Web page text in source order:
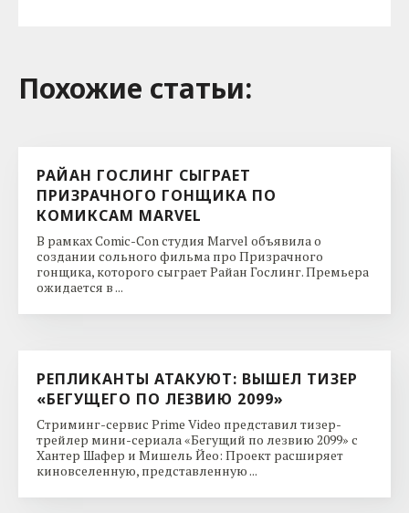
Похожие cтатьи:
РАЙАН ГОСЛИНГ СЫГРАЕТ
ПРИЗРАЧНОГО ГОНЩИКА ПО
КОМИКСАМ MARVEL
В рамках Comic-Con студия Marvel объявила о
создании сольного фильма про Призрачного
гонщика, которого сыграет Райан Гослинг. Премьера
ожидается в ...
РЕПЛИКАНТЫ АТАКУЮТ: ВЫШЕЛ ТИЗЕР
«БЕГУЩЕГО ПО ЛЕЗВИЮ 2099»
Стриминг-сервис Prime Video представил тизер-
трейлер мини-сериала «Бегущий по лезвию 2099» с
Хантер Шафер и Мишель Йео: Проект расширяет
киновселенную, представленную ...